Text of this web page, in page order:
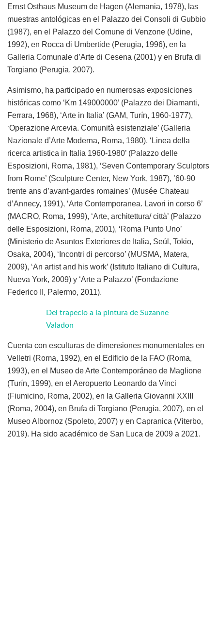
Ernst Osthaus Museum de Hagen (Alemania, 1978), las
muestras antológicas en el Palazzo dei Consoli di Gubbio
(1987), en el Palazzo del Comune di Venzone (Udine,
1992), en Rocca di Umbertide (Perugia, 1996), en la
Galleria Comunale d’Arte di Cesena (2001) y en Brufa di
Torgiano (Perugia, 2007).
Asimismo, ha participado en numerosas exposiciones
históricas como ‘Km 149000000’ (Palazzo dei Diamanti,
Ferrara, 1968), ‘Arte in Italia’ (GAM, Turín, 1960-1977),
‘Operazione Arcevia. Comunità esistenziale’ (Galleria
Nazionale d’Arte Moderna, Roma, 1980), ‘Linea della
ricerca artistica in Italia 1960-1980’ (Palazzo delle
Esposizioni, Roma, 1981), ‘Seven Contemporary Sculptors
from Rome’ (Sculpture Center, New York, 1987), ’60-90
trente ans d’avant-gardes romaines’ (Musée Chateau
d’Annecy, 1991), ‘Arte Contemporanea. Lavori in corso 6’
(MACRO, Roma, 1999), ‘Arte, architettura/ città’ (Palazzo
delle Esposizioni, Roma, 2001), ‘Roma Punto Uno’
(Ministerio de Asuntos Exteriores de Italia, Seúl, Tokio,
Osaka, 2004), ‘Incontri di percorso’ (MUSMA, Matera,
2009), ‘An artist and his work’ (Istituto Italiano di Cultura,
Nueva York, 2009) y ‘Arte a Palazzo’ (Fondazione
Federico II, Palermo, 2011).
Del trapecio a la pintura de Suzanne
Valadon
Cuenta con esculturas de dimensiones monumentales en
Velletri (Roma, 1992), en el Edificio de la FAO (Roma,
1993), en el Museo de Arte Contemporáneo de Maglione
(Turín, 1999), en el Aeropuerto Leonardo da Vinci
(Fiumicino, Roma, 2002), en la Galleria Giovanni XXIII
(Roma, 2004), en Brufa di Torgiano (Perugia, 2007), en el
Museo Albornoz (Spoleto, 2007) y en Capranica (Viterbo,
2019). Ha sido académico de San Luca de 2009 a 2021.